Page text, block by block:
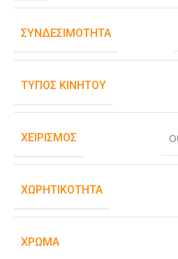
ΣΥΝΔΕΣΙΜΌΤΗΤΑ
ΤΎΠΟΣ ΚΙΝΗΤΟΎ
ΧΕΙΡΙΣΜΌΣ
ΧΩΡΗΤΙΚΌΤΗΤΑ
ΧΡΏΜΑ